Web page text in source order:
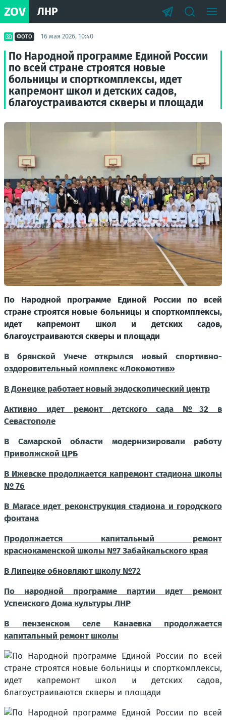
ZOV ЛНР
ФОТО 16 мая 2026, 10:40
По Народной программе Единой России
по всей стране строятся новые
больницы и спорткомплексы, идет
капремонт школ и детских садов,
благоустраиваются скверы и площади
По Народной программе Единой России по всей
стране строятся новые больницы и спорткомплексы,
идет капремонт школ и детских садов,
благоустраиваются скверы и площади
В брянской Унече открылся новый спортивно-
оздоровительный комплекс «Локомотив»
В Донецке работает новый эндоскопический центр
Активно идет ремонт детского сада №32 в
Севастополе
В Самарской области модернизировали работу
Приволжской ЦРБ
В Ижевске продолжается капремонт стадиона школы
№ 76
В Магасе идет реконструкция стадиона и городского
фонтана
Продолжается капитальный ремонт
краснокаменской школы №7 Забайкальского края
В Липецке обновляют школу №72
По народной программе партии идет ремонт
Успенского Дома культуры ЛНР
В пензенском селе Канаевка продолжается
капитальный ремонт школы